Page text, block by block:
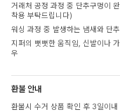
거래처 공정 과정 중 단추구멍이
착용 부탁드립니다)
워싱 과정 중 발생하는 냄새와 단
지퍼의 뻣뻣한 움직임, 신발이나
우
환불 안내
환불시 수거 상품 확인 후 3일이